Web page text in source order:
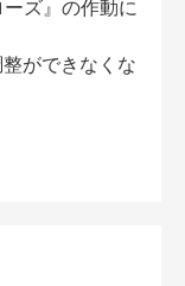
ズ』の作動に
ができなくな